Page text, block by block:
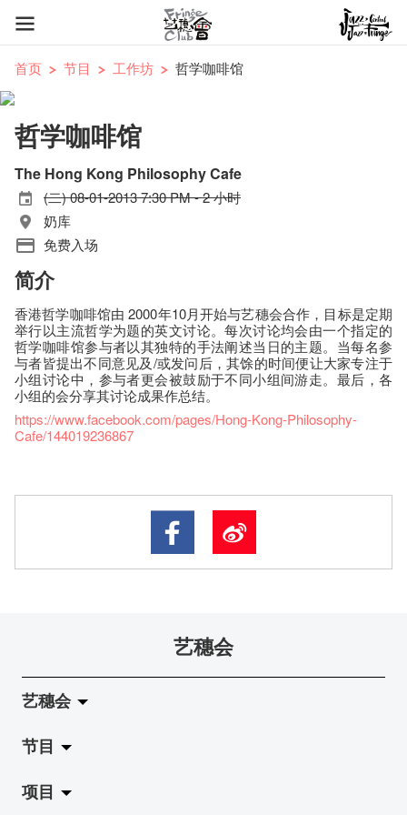
首页 节目 工作坊 哲学咖啡馆
哲学咖啡馆
The Hong Kong Philosophy Cafe
(二) 08-01-2013 7:30 PM - 2 小时
奶库
免费入场
简介
香港哲学咖啡馆由 2000年10月开始与艺穗会合作，目标是定期
举行以主流哲学为题的英文讨论。每次讨论均会由一个指定的
哲学咖啡馆参与者以其独特的手法阐述当日的主题。当每名参
与者皆提出不同意见及/或发问后，其馀的时间便让大家专注于
小组讨论中，参与者更会被鼓励于不同小组间游走。最后，各
小组的会分享其讨论成果作总结。
https://www.facebook.com/pages/Hong-Kong-Philosophy-
Cafe/144019236867
艺穗会
艺穗会
关于艺穗会
艺穗会的演化
节目
拉阔
项目